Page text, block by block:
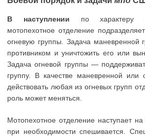
В наступлении по характеру
мотопехотное отделение
огневую группы. Задача маневренной
противником и уничтожить его или
Задача огневой группы —
группу. В качестве маневренной или
действовать любая из огневых групп
роль может меняться.
Мотопехотное отделение наступает
при необходимости спешивается.